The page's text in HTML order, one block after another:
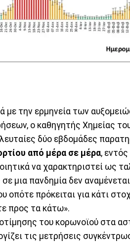
με την ερμηνεία των
ο καθηγητής Χημείας
δύο εβδομάδες
από μέρα σε μέρα,
να χαρακτηριστεί ως
μια πανδημία δεν
οπότε πρόκειται για κάτι
προς τα κάτω».
του κορωνοϊού στα
τις μετρήσεις